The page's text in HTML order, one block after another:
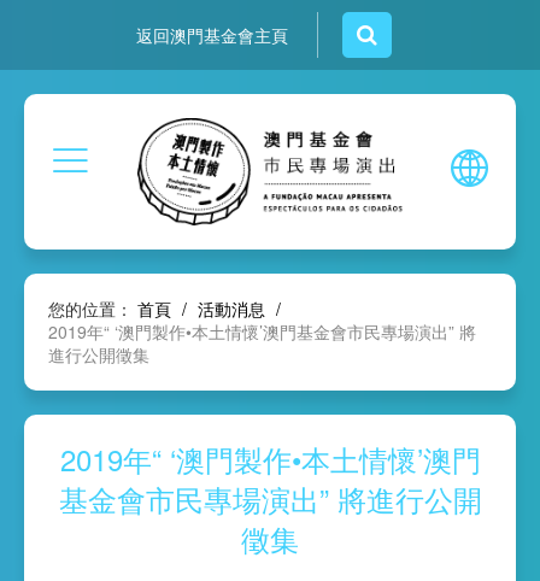
返回澳門基金會主頁
您的位置： 首頁 / 活動消息 /
2019年“ ‘澳門製作•本土情懷’澳門基金會市民專場演出” 將
進行公開徵集
2019年“ ‘澳門製作•本土情懷’澳門
基金會市民專場演出” 將進行公開
徵集